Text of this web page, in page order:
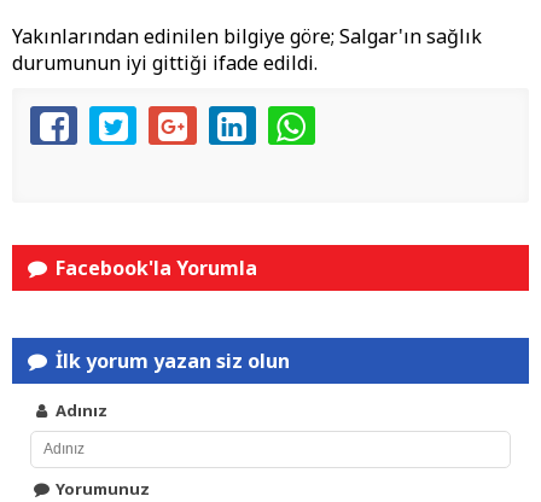
Yakınlarından edinilen bilgiye göre; Salgar'ın sağlık
durumunun iyi gittiği ifade edildi.
Facebook'la Yorumla
İlk yorum yazan siz olun
Adınız
Yorumunuz